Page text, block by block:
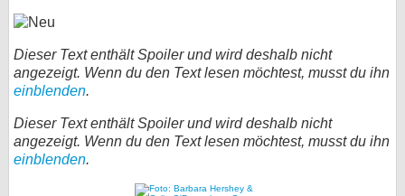
Dieser Text enthält Spoiler und wird deshalb nicht
angezeigt. Wenn du den Text lesen möchtest, musst du ihn
einblenden.
Dieser Text enthält Spoiler und wird deshalb nicht
angezeigt. Wenn du den Text lesen möchtest, musst du ihn
einblenden.